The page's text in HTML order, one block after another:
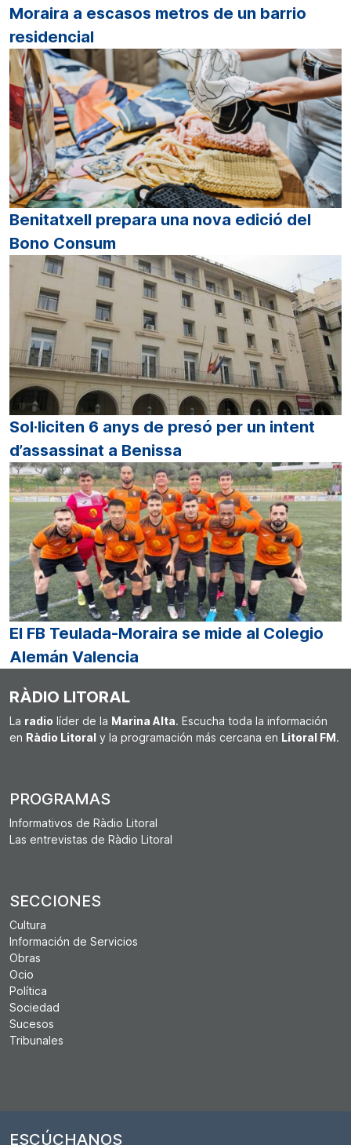
Moraira a escasos metros de un barrio
residencial
Benitatxell prepara una nova edició del
Bono Consum
Sol·liciten 6 anys de presó per un intent
d’assassinat a Benissa
El FB Teulada-Moraira se mide al Colegio
Alemán Valencia
RÀDIO LITORAL
La radio líder de la Marina Alta. Escucha toda la información
en Ràdio Litoral y la programación más cercana en Litoral FM.
PROGRAMAS
Informativos de Ràdio Litoral
Las entrevistas de Ràdio Litoral
SECCIONES
Cultura
Información de Servicios
Obras
Ocio
Política
Sociedad
Sucesos
Tribunales
ESCÚCHANOS